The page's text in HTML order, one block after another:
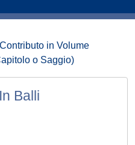
in Volume
o Saggio)
Balli